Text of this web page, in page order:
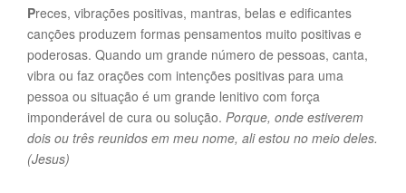
Preces, vibrações positivas, mantras, belas e edificantes
canções produzem formas pensamentos muito positivas e
poderosas. Quando um grande número de pessoas, canta,
vibra ou faz orações com intenções positivas para uma
pessoa ou situação é um grande lenitivo com força
imponderável de cura ou solução. Porque, onde estiverem
dois ou três reunidos em meu nome, ali estou no meio deles.
(Jesus)